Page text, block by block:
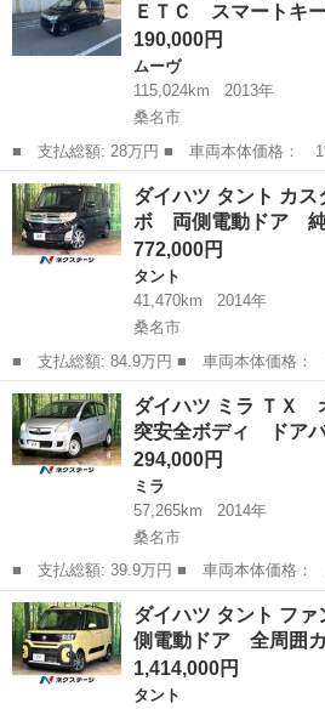
ッドライト／ＬＥＤフ...ＥＴＣ スマートキ
190,000円
ムーヴ
115,024km
2013年
桑名市
■ 支払総額: 28万円 ■ 車両本体価格： 190,000 円 ■ メーカー
名： ダイハツ ■ 車種名： ムーヴ ■
Ｘ ローダウン ＥＴＣ スマートキー ア
動格納ミラー ベ...
三重 桑名市 ムーヴ
ダイハツ タント カ
ボ 両側電動ドア
772,000円
タント
41,470km
2014年
桑名市
■ 支払総額: 84.9万円 ■ 車両本体価格： 772,000 円 ■ メーカー
名： ダイハツ ■ 車種名： タント ■ グ
Ｓ ＳＡ ターボ 両側電動ドア 純正８
突被害軽減 ...
三重 桑名市 タント
ダイハツ ミラ Ｔ
突安全ボディ ドア
294,000円
ミラ
57,265km
2014年
桑名市
■ 支払総額: 39.9万円 ■ 車両本体価格： 294,000 円 ■ メーカー
名： ダイハツ ■ 車種名： ミラ ■ グ
ィオ 禁煙車 衝突安全ボディ ドアバイ
コン 内装グ...
三重 桑名市 ミラ
ダイハツ タント フ
側電動ドア 全周囲
1,414,000円
タント